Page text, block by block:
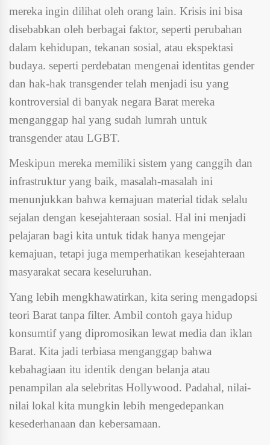
mereka ingin dilihat oleh orang lain. Krisis ini bisa
disebabkan oleh berbagai faktor, seperti perubahan
dalam kehidupan, tekanan sosial, atau ekspektasi
budaya. seperti perdebatan mengenai identitas gender
dan hak-hak transgender telah menjadi isu yang
kontroversial di banyak negara Barat mereka
menganggap hal yang sudah lumrah untuk
transgender atau LGBT.
Meskipun mereka memiliki sistem yang canggih dan
infrastruktur yang baik, masalah-masalah ini
menunjukkan bahwa kemajuan material tidak selalu
sejalan dengan kesejahteraan sosial. Hal ini menjadi
pelajaran bagi kita untuk tidak hanya mengejar
kemajuan, tetapi juga memperhatikan kesejahteraan
masyarakat secara keseluruhan.
Yang lebih mengkhawatirkan, kita sering mengadopsi
teori Barat tanpa filter. Ambil contoh gaya hidup
konsumtif yang dipromosikan lewat media dan iklan
Barat. Kita jadi terbiasa menganggap bahwa
kebahagiaan itu identik dengan belanja atau
penampilan ala selebritas Hollywood. Padahal, nilai-
nilai lokal kita mungkin lebih mengedepankan
kesederhanaan dan kebersamaan.